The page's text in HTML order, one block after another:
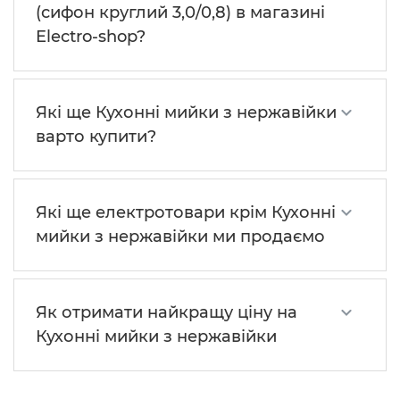
(сифон круглий 3,0/0,8) в магазині
Electro-shop?
Які ще Кухонні мийки з нержавійки
варто купити?
Які ще електротовари крім Кухонні
мийки з нержавійки ми продаємо
Як отримати найкращу ціну на
Кухонні мийки з нержавійки